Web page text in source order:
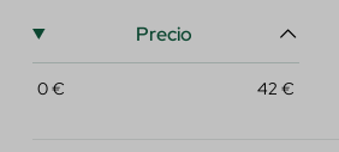
Precio
0€ 42 €